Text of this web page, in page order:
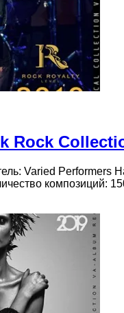
Rock
Varied
композиций: